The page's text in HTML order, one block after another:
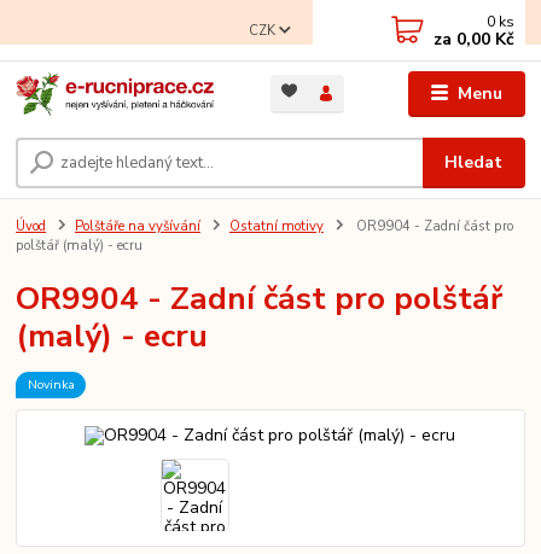
Menu
CZK
Hledat
0 ks
za 0,00 Kč
Úvod Polštáře na vyšívání Ostatní motivy
OR9904 - Zadní část pro
polštář (malý) - ecru
OR9904 - Zadní část pro polštář
(malý) - ecru
Novinka